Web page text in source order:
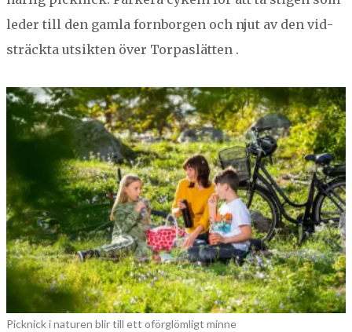
led­er till den gam­la forn­bor­gen och njut av den vid­
sträck­ta utsik­ten över Torpaslätten .
Picknick i naturen blir till ett oförglömligt minne